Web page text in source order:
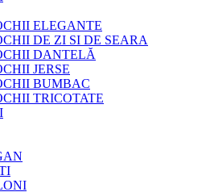
ELEGANTE
DE ZI SI DE SEARA
DANTELĂ
JERSE
BUMBAC
TRICOTATE